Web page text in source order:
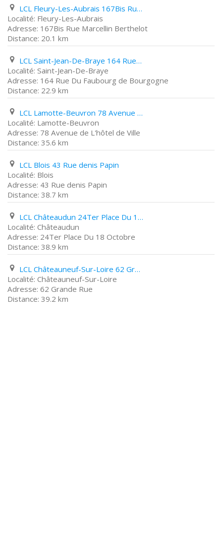
LCL Fleury-Les-Aubrais 167Bis Rue Marcellin Berthelot
Fleury-Les-Aubrais
167Bis Rue Marcellin Berthelot
20.1 km
LCL Saint-Jean-De-Braye 164 Rue Du Faubourg de Bourgogne
Saint-Jean-De-Braye
164 Rue Du Faubourg de Bourgogne
22.9 km
LCL Lamotte-Beuvron 78 Avenue de L'hôtel de Ville
Lamotte-Beuvron
78 Avenue de L'hôtel de Ville
35.6 km
LCL Blois 43 Rue denis Papin
Blois
43 Rue denis Papin
38.7 km
LCL Châteaudun 24Ter Place Du 18 Octobre
Châteaudun
24Ter Place Du 18 Octobre
38.9 km
LCL Châteauneuf-Sur-Loire 62 Grande Rue
Châteauneuf-Sur-Loire
62 Grande Rue
39.2 km